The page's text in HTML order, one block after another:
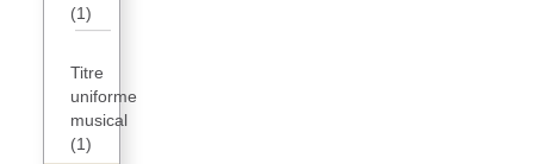
(1)
Titre
uniforme
musical
(1)